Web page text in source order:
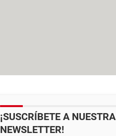
¡SUSCRÍBETE A NUESTRA
NEWSLETTER!